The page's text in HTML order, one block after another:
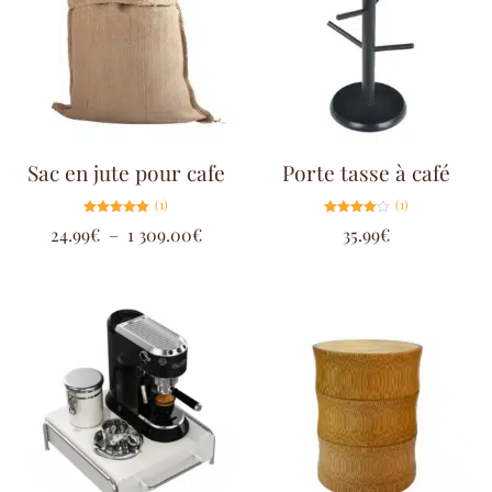
Sac en jute pour cafe
5.00
(1)
24.99€ – 1 309.00€
Porte tasse à café
4.00
sur 5
(1)
35.99€